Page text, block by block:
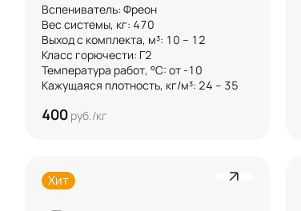
Вспениватель: Фреон
Вес системы, кг: 470
Выход с комплекта, м³: 10 – 12
Класс горючести: Г2
Температура работ, °C: от -10
Кажущаяся плотность, кг/м³: 24 – 35
400 руб./кг
Хит